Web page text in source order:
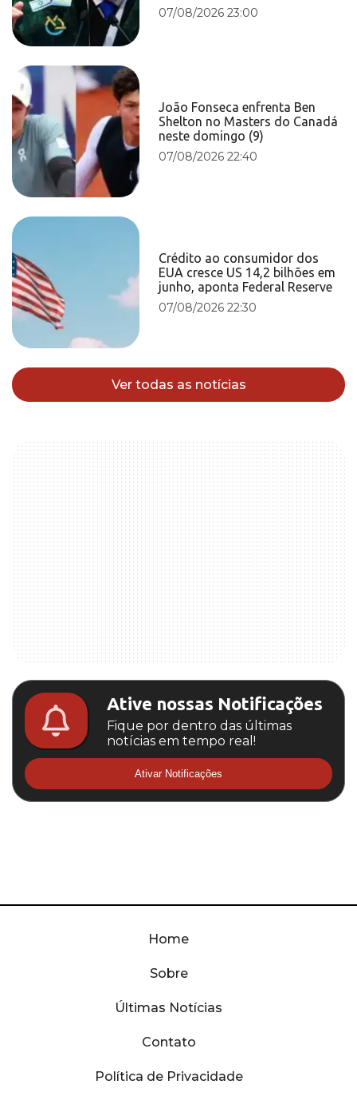
07/08/2026 23:00
João Fonseca enfrenta Ben
Shelton no Masters do Canadá
neste domingo (9)
07/08/2026 22:40
Crédito ao consumidor dos
EUA cresce US 14,2 bilhões em
junho, aponta Federal Reserve
07/08/2026 22:30
Ver todas as notícias
Ative nossas Notificações
Fique por dentro das últimas
notícias em tempo real!
Ativar Notificações
Home
Sobre
Últimas Notícias
Contato
Política de Privacidade